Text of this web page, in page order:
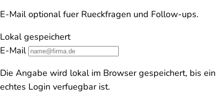
E-Mail optional fuer Rueckfragen und Follow-ups.
Lokal gespeichert
E-Mail
Die Angabe wird lokal im Browser gespeichert, bis ein
echtes Login verfuegbar ist.